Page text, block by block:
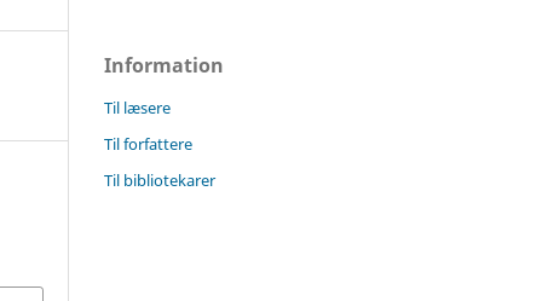
Information
Til læsere
Til forfattere
Til bibliotekarer